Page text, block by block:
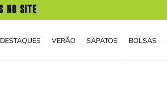
DESTAQUES VERÃO SAPATOS BOLSAS